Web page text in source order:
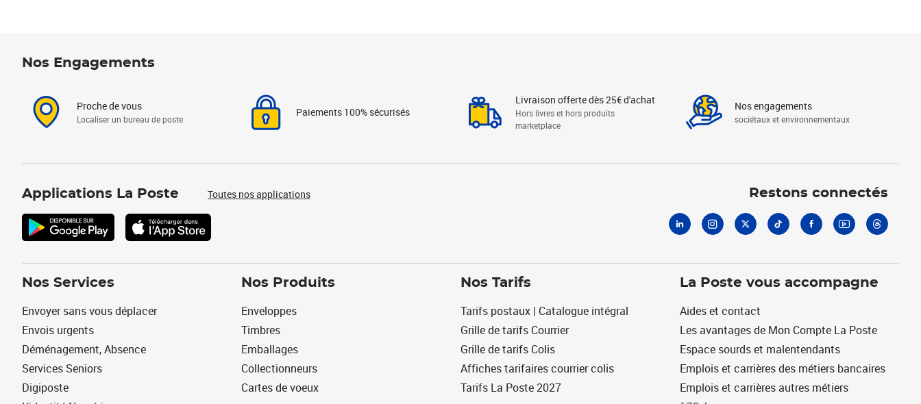
Nos Engagements
Proche de vous
Localiser un bureau de poste
Paiements 100% sécurisés
Livraison offerte dès 25€ d'achat
Hors livres et hors produits
marketplace
Nos engagements
sociétaux et environnementaux
Applications La Poste Toutes nos applications Restons connectés
Nos Services
Envoyer sans vous déplacer
Envois urgents
Déménagement, Absence
Services Seniors
Digiposte
Nos Produits
Enveloppes
Timbres
Emballages
Collectionneurs
Cartes de voeux
Nos Tarifs
Tarifs postaux | Catalogue intégral
Grille de tarifs Courrier
Grille de tarifs Colis
Affiches tarifaires courrier colis
Tarifs La Poste 2027
La Poste vous accompagne
Aides et contact
Les avantages de Mon Compte La Poste
Espace sourds et malentendants
Emplois et carrières des métiers bancaires
Emplois et carrières autres métiers